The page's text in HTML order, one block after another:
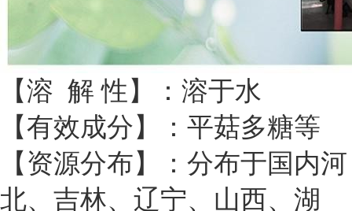
【溶 解 性】：溶于水
【有效成分】：平菇多糖等
【资源分布】：分布于国内河
北、吉林、辽宁、山西、湖